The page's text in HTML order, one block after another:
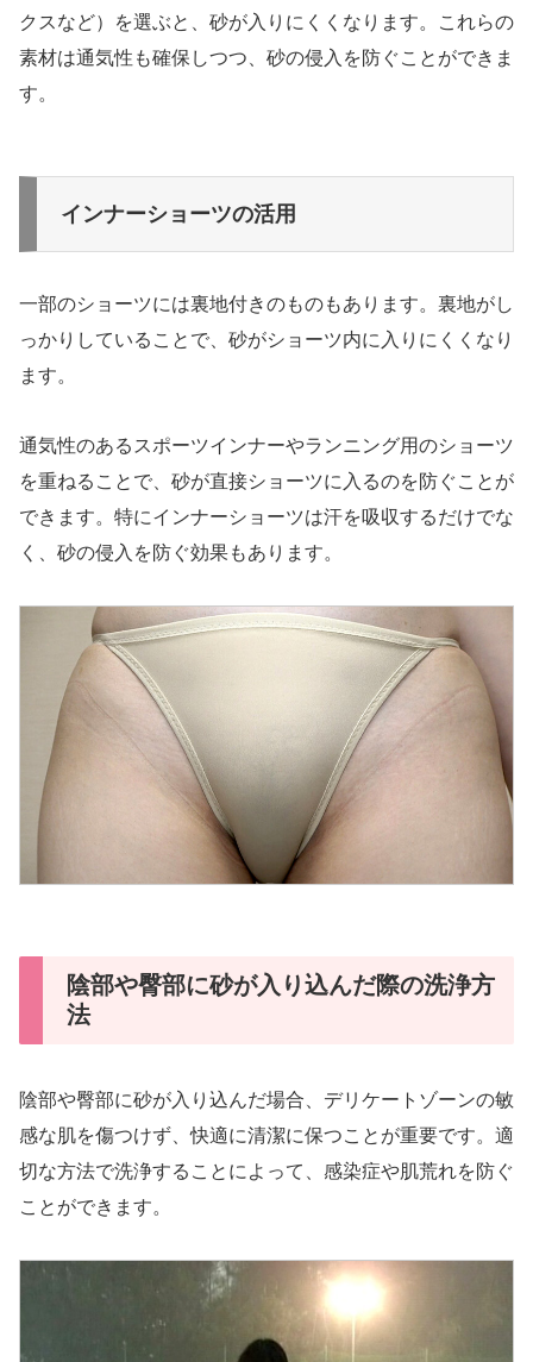
クスなど）を選ぶと、砂が入りにくくなります。これらの
素材は通気性も確保しつつ、砂の侵入を防ぐことができま
す。
インナーショーツの活用
一部のショーツには裏地付きのものもあります。裏地がし
っかりしていることで、砂がショーツ内に入りにくくなり
ます。
通気性のあるスポーツインナーやランニング用のショーツ
を重ねることで、砂が直接ショーツに入るのを防ぐことが
できます。特にインナーショーツは汗を吸収するだけでな
く、砂の侵入を防ぐ効果もあります。
陰部や臀部に砂が入り込んだ際の洗浄方
法
陰部や臀部に砂が入り込んだ場合、デリケートゾーンの敏
感な肌を傷つけず、快適に清潔に保つことが重要です。適
切な方法で洗浄することによって、感染症や肌荒れを防ぐ
ことができます。